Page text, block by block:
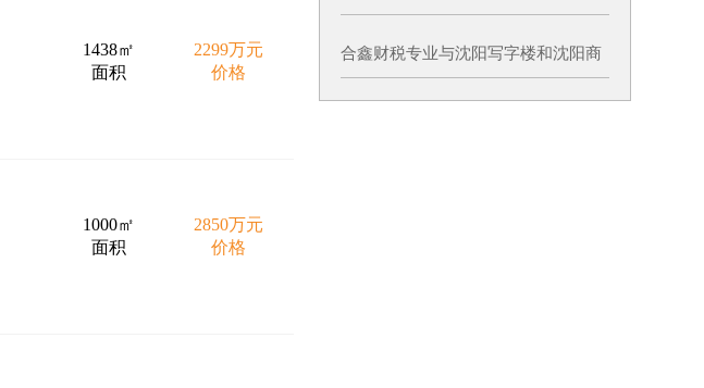
1438㎡
面积
2299万元
价格
1000㎡
面积
2850万元
价格
合鑫财税专业与沈阳写字楼和沈阳商